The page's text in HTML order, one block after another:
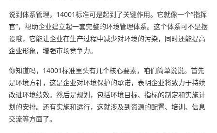
说到体系管理，14001标准可是起到了关键作用。它就像一个“指挥
官”，帮助企业建立起一套完整的环境管理体系。这个体系可不是摆
设哦，它能让企业在生产过程中减少对环境的污染，同时还能提高
企业形象，增强市场竞争力。
你知道吗，14001标准里头有几个核心要素，咱们简单说说。首先
是环境方针，这是企业对环境保护的承诺，表明企业将致力于持续
改进环境绩效。然后是规划，包括环境目标、指标的制定和实施计
划的安排。还有实施和运行，这就涉及到资源的配置、培训、信息
交流等方面了。